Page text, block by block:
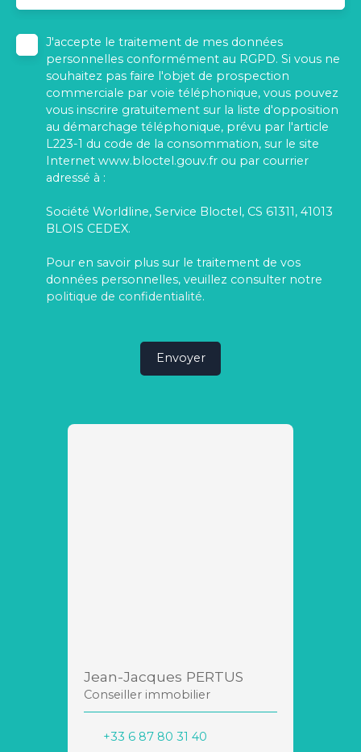
J'accepte le traitement de mes données
personnelles conformément au RGPD. Si vous ne
souhaitez pas faire l'objet de prospection
commerciale par voie téléphonique, vous pouvez
vous inscrire gratuitement sur la liste d'opposition
au démarchage téléphonique, prévu par l'article
L223-1 du code de la consommation, sur le site
Internet www.bloctel.gouv.fr ou par courrier
adressé à :
Société Worldline, Service Bloctel, CS 61311, 41013
BLOIS CEDEX.
Pour en savoir plus sur le traitement de vos
données personnelles, veuillez consulter notre
politique de confidentialité.
Envoyer
Jean-Jacques PERTUS
Conseiller immobilier
+33 6 87 80 31 40